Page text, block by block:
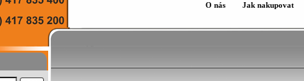
O nás Jak nakupovat